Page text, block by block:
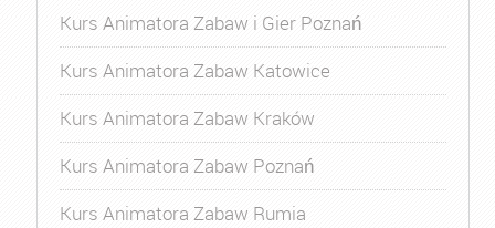
Kurs Animatora Zabaw i Gier Poznań
Kurs Animatora Zabaw Katowice
Kurs Animatora Zabaw Kraków
Kurs Animatora Zabaw Poznań
Kurs Animatora Zabaw Rumia